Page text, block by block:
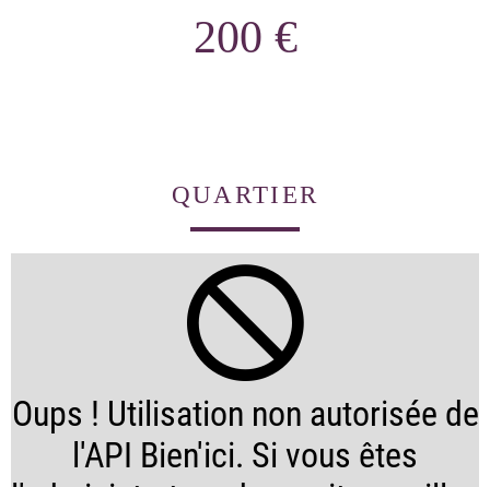
200 €
QUARTIER
Oups ! Utilisation non autorisée de
l'API Bien'ici. Si vous êtes